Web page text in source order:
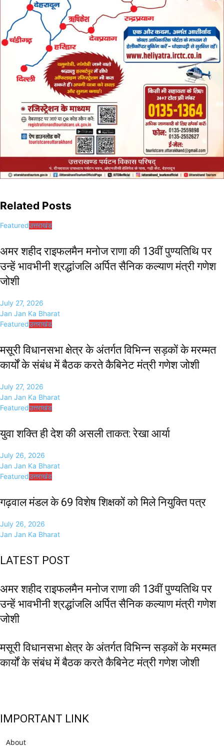
Related Posts
Featuredउत्तराखंड
अमर शहीद राइफलमैन मनोज राणा की 13वीं पुण्यतिथि पर
उन्हें भावभीनी श्रद्धांजलि अर्पित सैनिक कल्याण मंत्री गणेश
जोशी
July 27, 2026
Jan Jan Ka Bharat
Featuredउत्तराखंड
मसूरी विधानसभा क्षेत्र के अंतर्गत विभिन्न सड़कों के मरम्मत
कार्यों के संबंध में बैठक करते कैबिनेट मंत्री गणेश जोशी
July 27, 2026
Jan Jan Ka Bharat
Featuredउत्तराखंड
युवा शक्ति ही देश की असली ताकत: रेखा आर्या
July 26, 2026
Jan Jan Ka Bharat
Featuredउत्तराखंड
गढ़वाल मंडल के 69 विशेष शिक्षकों को मिले नियुक्ति पत्र
July 26, 2026
Jan Jan Ka Bharat
LATEST POST
अमर शहीद राइफलमैन मनोज राणा की 13वीं पुण्यतिथि पर
उन्हें भावभीनी श्रद्धांजलि अर्पित सैनिक कल्याण मंत्री गणेश
जोशी
मसूरी विधानसभा क्षेत्र के अंतर्गत विभिन्न सड़कों के मरम्मत
कार्यों के संबंध में बैठक करते कैबिनेट मंत्री गणेश जोशी
IMPORTANT LINK
About